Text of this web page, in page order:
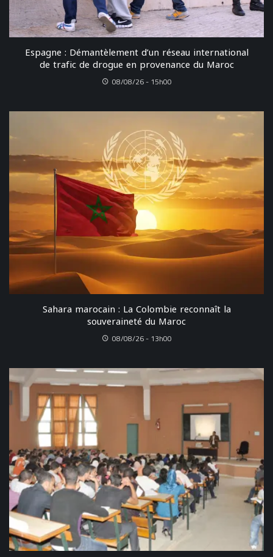
Espagne : Démantèlement d’un réseau international
de trafic de drogue en provenance du Maroc
08/08/26 - 15h00
Sahara marocain : La Colombie reconnaît la
souveraineté du Maroc
08/08/26 - 13h00